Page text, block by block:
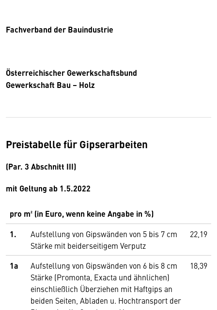
Fachverband der Bauindustrie
Österreichischer Gewerkschaftsbund
Gewerkschaft Bau – Holz
Preistabelle für Gipserarbeiten
(Par. 3 Abschnitt III)
mit Geltung ab 1.5.2022
pro m² (in Euro, wenn keine Angabe in %)
1.
Aufstellung von Gipswänden von 5 bis 7 cm
Stärke mit beiderseitigem Verputz
22,19
1a
Aufstellung von Gipswänden von 6 bis 8 cm
Stärke (Promonta, Exacta und ähnlichen)
einschließlich Überziehen mit Haftgips an
beiden Seiten, Abladen u. Hochtransport der
18,39